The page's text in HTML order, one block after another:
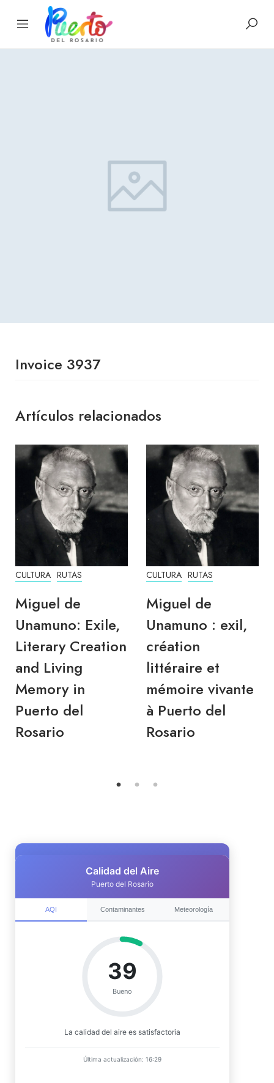
Invoice 3937
Artículos relacionados
CULTURA RUTAS
Miguel de
Unamuno : exil,
création
littéraire et
mémoire vivante
à Puerto del
Rosario
CULTURA RUTAS
Miguel de
Unamuno: Exil,
literarisches
Schaffen und
lebendige
Erinnerung in
Puerto del